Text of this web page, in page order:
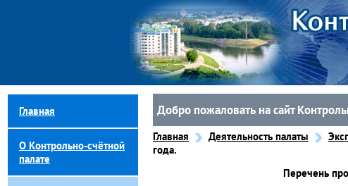
Главная
О Контрольно-счётной
палате
Добро пожаловать на сайт
Главная Деятельность палаты
года.
Перечень